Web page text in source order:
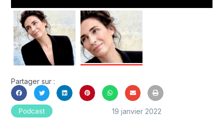
Partager sur :
Podcast 19 janvier 2022